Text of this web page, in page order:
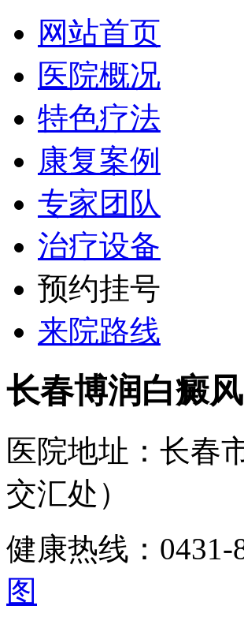
网站首页
医院概况
特色疗法
康复案例
专家团队
治疗设备
预约挂号
来院路线
长春博润白癜
医院地址：长春
交汇处）
健康热线：0431-
图